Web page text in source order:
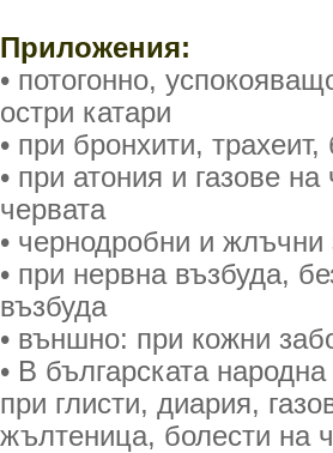
Приложения:
• потогонно,
остри катари
• при бронхити,
• при атония и газове
червата
• чернодробни и жлъчни
• при нервна възбуда,
възбуда
• външно: при кожни
• В българската
при глисти, диария,
жълтеница, болести на